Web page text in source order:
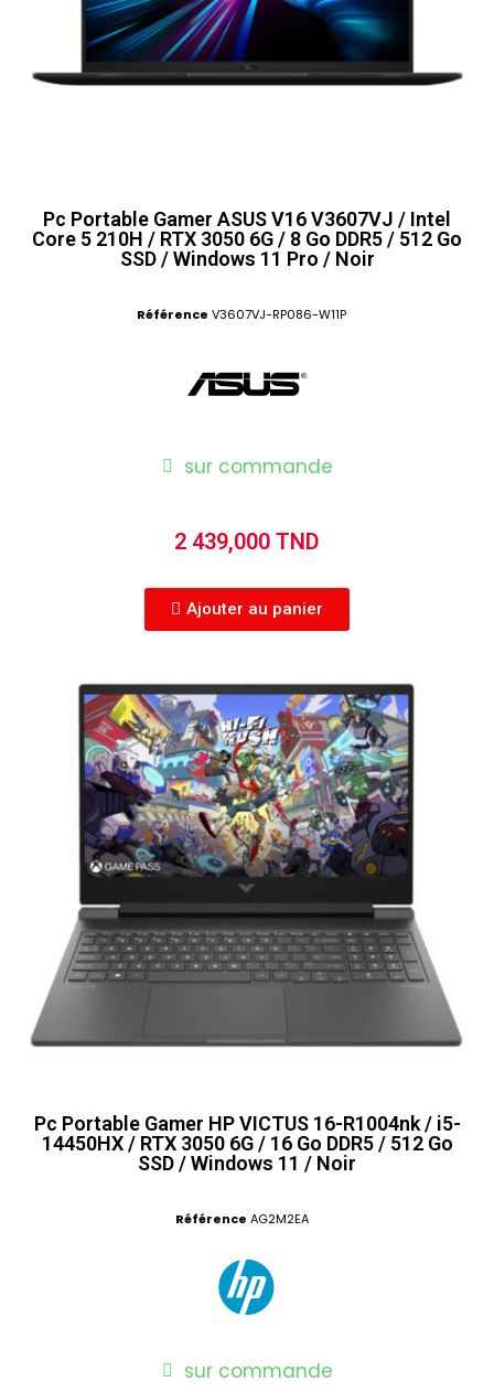
Pc Portable Gamer ASUS V16 V3607VJ / Intel
Core 5 210H / RTX 3050 6G / 8 Go DDR5 / 512 Go
SSD / Windows 11 Pro / Noir
Référence V3607VJ-RP086-W11P
sur commande
2 439,000 TND
Ajouter au panier
Pc Portable Gamer HP VICTUS 16-R1004nk / i5-
14450HX / RTX 3050 6G / 16 Go DDR5 / 512 Go
SSD / Windows 11 / Noir
Référence AG2M2EA
sur commande